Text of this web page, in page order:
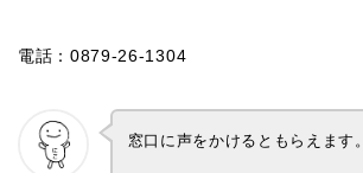
電話：0879-26-1304
窓口に声をかけるともらえます。